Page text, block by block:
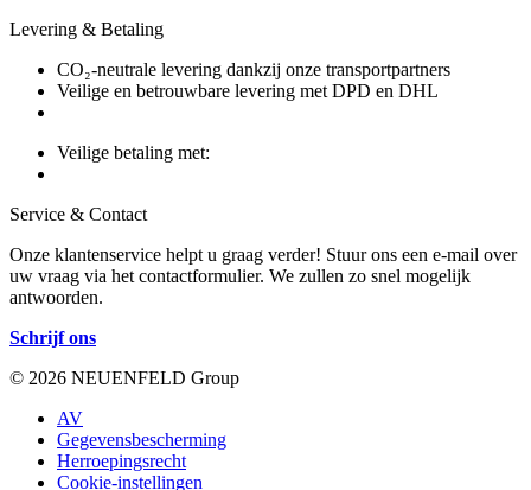
Levering & Betaling
CO₂-neutrale levering dankzij onze transportpartners
Veilige en betrouwbare levering met DPD en DHL
Veilige betaling met:
Service & Contact
Onze klantenservice helpt u graag verder! Stuur ons een e-mail over
uw vraag via het contactformulier. We zullen zo snel mogelijk
antwoorden.
Schrijf ons
© 2026 NEUENFELD Group
AV
Gegevensbescherming
Herroepingsrecht
Cookie-instellingen